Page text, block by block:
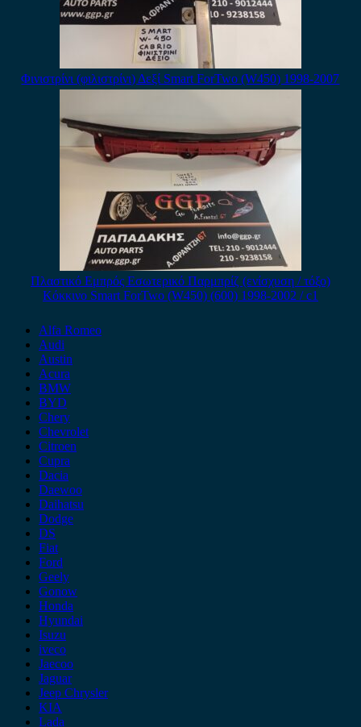
Φινιστρίνι (φιλιστρίνι) Δεξί Smart ForTwo (W450) 1998-2007
Πλαστικό Εμπρός Εσωτερικό Παρμπρίζ (ενίσχυση / τόξο)
Κόκκινο Smart ForTwo (W450) (600) 1998-2002 / c1
Alfa Romeo
Audi
Austin
Acura
BMW
BYD
Chery
Chevrolet
Citroen
Cupra
Dacia
Daewoo
Daihatsu
Dodge
DS
Fiat
Ford
Geely
Gonow
Honda
Hyundai
Isuzu
iveco
Jaecoo
Jaguar
Jeep Chrysler
KIA
Lada